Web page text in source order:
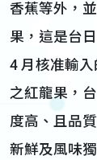
香蕉等外，
果，這是台
4 月核准輸
之紅龍果，
度高、且品
新鮮及風味